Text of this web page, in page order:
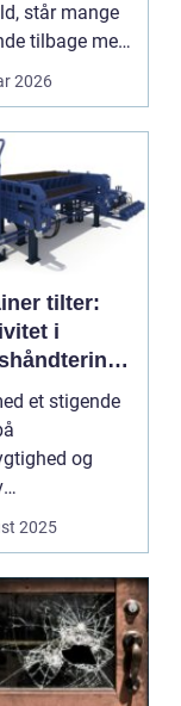
står mange
tilbage med
2026
tilter:
i
et stigende
og
2025